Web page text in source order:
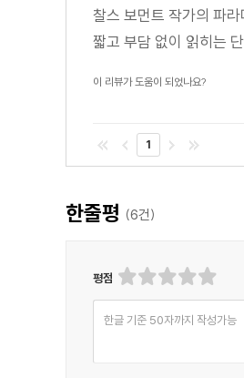
찰스 보먼트 작가의 파
짧고 부담 없이 읽히는
이 리뷰가 도움이 되었나요?
1
한줄평 (6건)
평점
한글 기준 50자까지 작성가능